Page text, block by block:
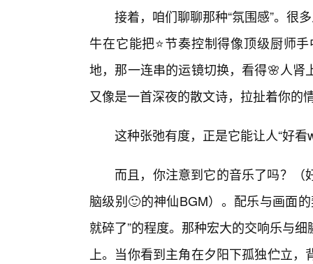
接着，咱们聊聊那种“氛围感”。很
牛在它能把⭐节奏控制得像顶级厨师
地，那一连串的运镜切换，看得🌸人
又像是一首深夜的散文诗，拉扯着你的
这种张弛有度，正是它能让人“好
而且，你注意到它的音乐了吗？
脑级别🙂的神仙BGM）。配乐与画面
就碎了”的程度。那种宏大的交响乐与
上。当你看到主角在夕阳下孤独伫立